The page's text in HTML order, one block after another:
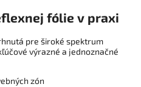
fólie v praxi
pre široké spektrum
výrazné a jednoznačné
zón